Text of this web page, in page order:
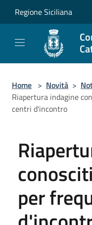
Regione Siciliana
Home > Novità >
Riapertura indagine
centri d'incontro
per